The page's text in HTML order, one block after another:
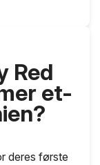
Red
et-
deres første